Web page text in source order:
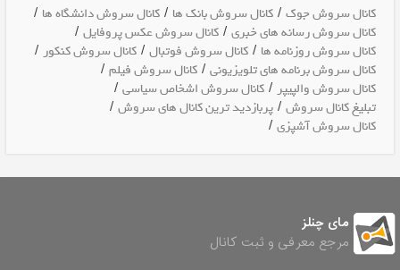
کانال سروش جوک /کانال سروش بانک ها /کانال سروش دانشگاه ها /
کانال سروش رسانه های خبری /کانال سروش عکس پروفایل /
کانال سروش روزنامه ها /کانال سروش فوتبال /کانال سروش کنکور /
کانال سروش برنامه های تلویزیونی /کانال سروش فیلم /
کانال سروش والپیپر /کانال سروش اشخاص سیاسی /
تبلیغ کانال سروش /پربازدید ترین کانال های سروش /
کانال سروش آشپزی /
مای چنلز
مرجع معرفی و ثبت کانال